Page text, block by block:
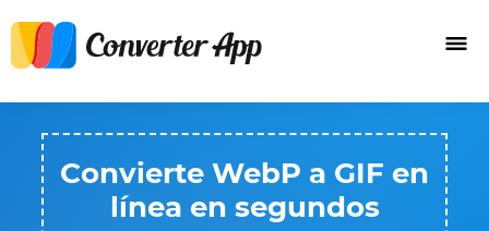
Convierte WebP a GIF en
línea en segundos